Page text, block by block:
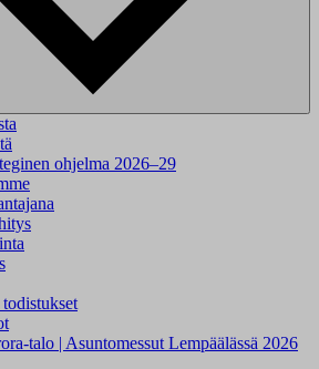
ohjelma 2026–29
talo | Asuntomessut Lempäälässä 2026